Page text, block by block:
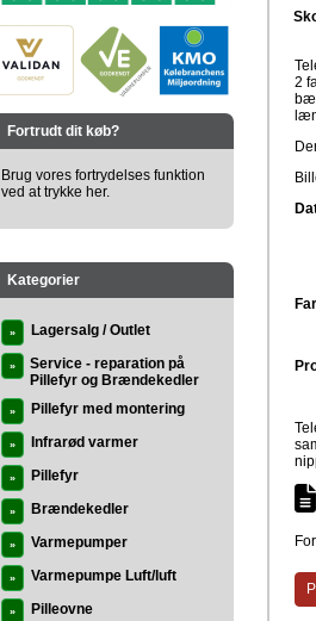
Fortrudt dit køb?
Brug vores fortrydelses funktion
ved at trykke her.
Kategorier
» Lagersalg / Outlet
»
Service - reparation på
Pillefyr og Brændekedler
» Pillefyr med montering
» Infrarød varmer
» Pillefyr
» Brændekedler
» Varmepumper
» Varmepumpe Luft/luft
» Pilleovne
2